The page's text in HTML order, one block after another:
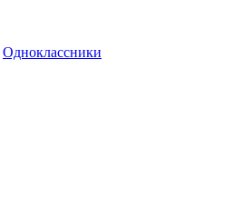
Одноклассники